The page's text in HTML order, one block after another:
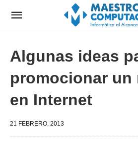
Algunas ideas
promocionar un
en Internet
21 FEBRERO, 2013